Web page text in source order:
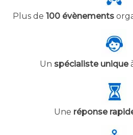
Plus de 100 évènements
Un spécialiste unique
Une réponse